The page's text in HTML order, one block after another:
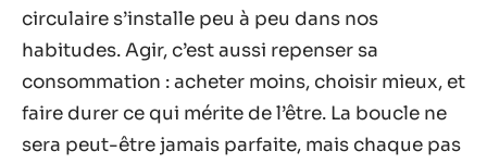
circulaire s’installe peu à peu dans nos
habitudes. Agir, c’est aussi repenser sa
consommation : acheter moins, choisir mieux, et
faire durer ce qui mérite de l’être. La boucle ne
sera peut-être jamais parfaite, mais chaque pas